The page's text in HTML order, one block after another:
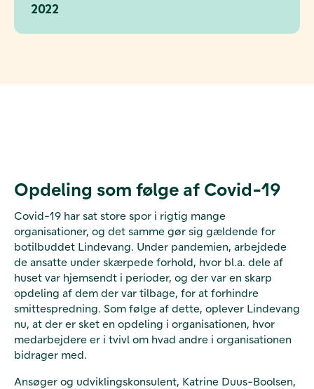
2022
Opdeling som følge af Covid-19
Covid-19 har sat store spor i rigtig mange
organisationer, og det samme gør sig gældende for
botilbuddet Lindevang. Under pandemien, arbejdede
de ansatte under skærpede forhold, hvor bl.a. dele af
huset var hjemsendt i perioder, og der var en skarp
opdeling af dem der var tilbage, for at forhindre
smittespredning. Som følge af dette, oplever Lindevang
nu, at der er sket en opdeling i organisationen, hvor
medarbejdere er i tvivl om hvad andre i organisationen
bidrager med.
Ansøger og udviklingskonsulent, Katrine Duus-Boolsen,